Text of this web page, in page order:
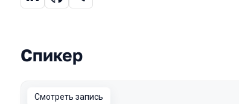
Выступления в сезоне 2025
Спикер
Смотреть запись